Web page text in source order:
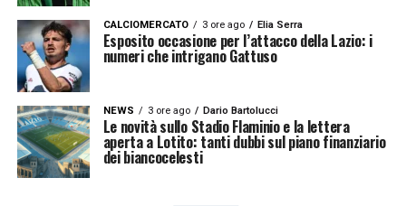
Accetto laPrivacy Policy
LA PLAYLIST DELLE NOSTRE TOP NEWS
CALCIOMERCATO 3 ore ago Elia Serra
Esposito occasione per l’attacco della Lazio: i
numeri che intrigano Gattuso
NEWS 3 ore ago Dario Bartolucci
Le novità sullo Stadio Flaminio e la lettera
aperta a Lotito: tanti dubbi sul piano finanziario
dei biancocelesti